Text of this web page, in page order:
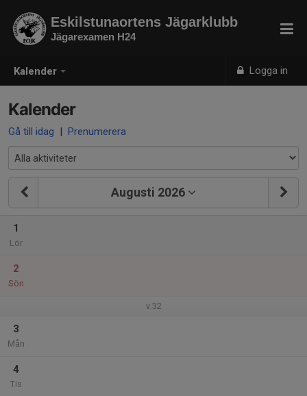
Kalender Logga in
Eskilstunaortens Jägarklubb
Jägarexamen H24
Kalender
Gå till idag | Prenumerera
Augusti 2026
1
Lör
2
Sön
v.32
3
Mån
4
Tis